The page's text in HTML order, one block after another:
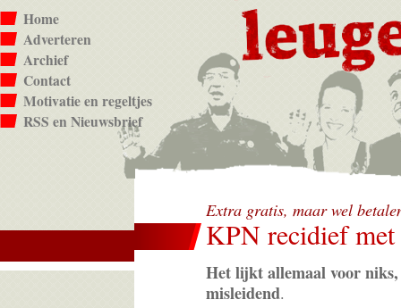
Home
Adverteren
Archief
Contact
Motivatie en regeltjes
RSS en Nieuwsbrief
Extra gratis, maar wel
KPN recidief met
Het lijkt allemaal voor
misleidend.